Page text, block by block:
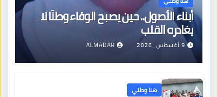
أبناء الأصول.. حين يصبح الوفاء وطنًا لا
يغادره القلب
9 أغسطس، 2026 ALMADAR
هنا وطني